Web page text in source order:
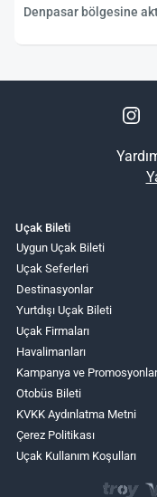
Denpasar bölgesine
Uçak Bileti
Uygun Uçak Bileti
Uçak Seferleri
Destinasyonlar
Yurtdışı Uçak Bileti
Uçak Firmaları
Havalimanları
Kampanya ve Promosyonlar
Otobüs Bileti
KVKK Aydınlatma Metni
Çerez Politikası
Uçak Kullanım Koşulları